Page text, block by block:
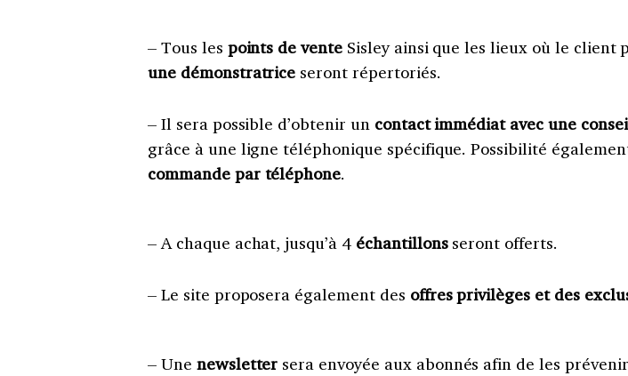
– Tous les points de vente Sisley ainsi que les lieux où le client
une démonstratrice seront répertoriés.
– Il sera possible d’obtenir un contact immédiat avec une
grâce à une ligne téléphonique spécifique. Possibilité
commande par téléphone.
– A chaque achat, jusqu’à 4 échantillonsseront offerts.
– Le site proposera également des offres privilèges et des
– Une newsletter sera envoyée aux abonnés afin de les